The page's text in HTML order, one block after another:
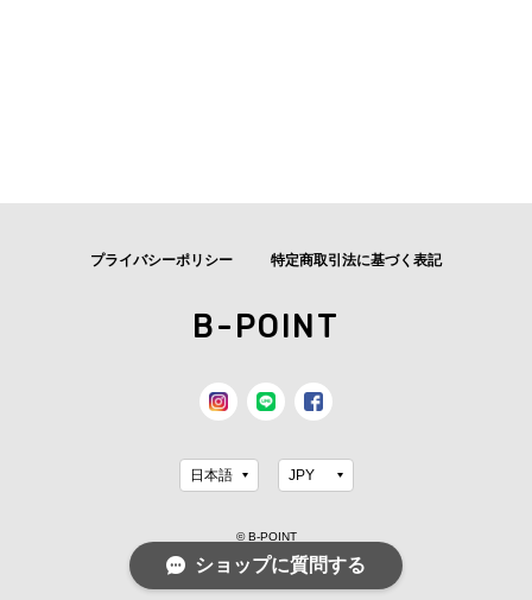
プライバシーポリシー 特定商取引法に基づく表記
B-POINT
© B-POINT
ショップに質問する